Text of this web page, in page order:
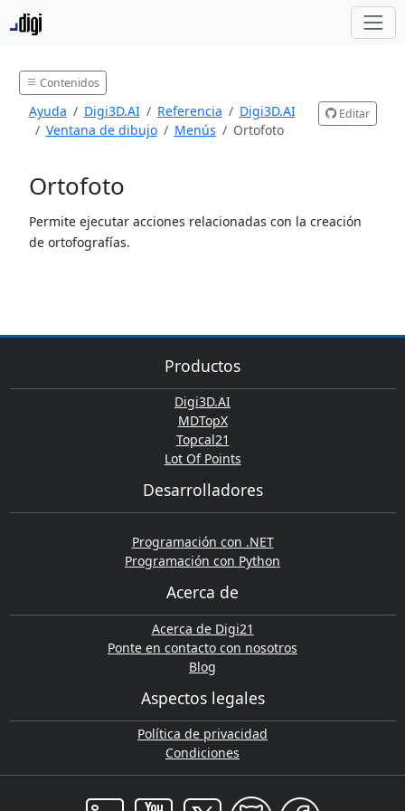
Contenidos
Ayuda Digi3D.AI Referencia
Digi3D.AI
Ventana de dibujo
Menús Ortofoto
Editar
Ortofoto
Permite ejecutar acciones relacionadas con la creación
de ortofografías.
Productos
Digi3D.AI
MDTopX
Topcal21
Lot Of Points
Desarrolladores
Programación con .NET
Programación con Python
Acerca de
Acerca de Digi21
Ponte en contacto con nosotros
Blog
Aspectos legales
Política de privacidad
Condiciones